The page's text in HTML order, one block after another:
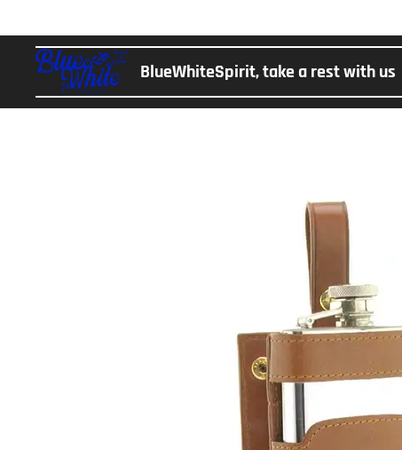
BlueWhiteSpirit, take a rest with us